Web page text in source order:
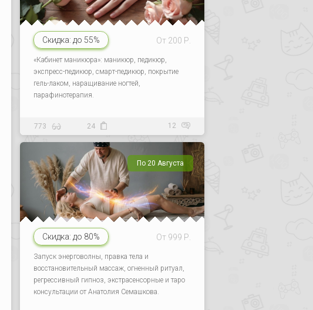
Скидка: до 55% От 200 Р.
«Кабинет маникюра»: маникюр, педикюр,
экспресс-педикюр, смарт-педикюр, покрытие
гель-лаком, наращивание ногтей,
парафинотерапия.
773 24 12
По 20 Августа
Скидка: до 80% От 999 Р.
Запуск энерговолны, правка тела и
восстановительный массаж, огненный ритуал,
регрессивный гипноз, экстрасенсорные и таро
консультации от Анатолия Семашкова.